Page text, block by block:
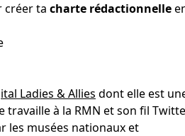
créer ta charte rédactionnelle
Ladies & Allies dont elle est
travaille à la RMN et son fil
les musées nationaux et